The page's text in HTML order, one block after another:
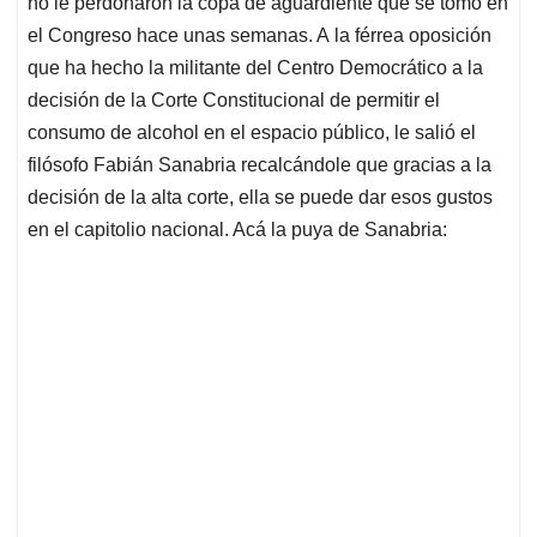
A
p
p
o
o
k
d
I
n
d
s
el Congreso hace unas semanas. A la férrea oposición
que ha hecho la militante del Centro Democrático a la
decisión de la Corte Constitucional de permitir el
consumo de alcohol en el espacio público, le salió el
filósofo Fabián Sanabria recalcándole que gracias a la
decisión de la alta corte, ella se puede dar esos gustos
en el capitolio nacional. Acá la puya de Sanabria: